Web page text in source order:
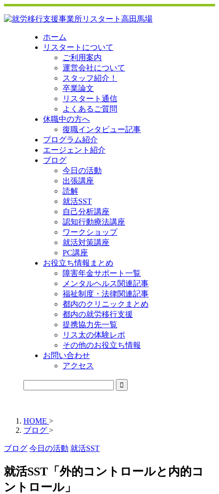
ホーム
リスタートについて
ご利用案内
運営会社について
スタッフ紹介！
卒業論文
リスタート通信
よくあるご質問
休職中の方へ
復職インタビュー記事
プログラム紹介
エージェント紹介
ブログ
今日の活動
出張講座
読解
就活SST
自己分析講座
認知行動療法講座
ワークショップ
就活対策講座
PC講座
お役立ち情報まとめ
障害年金サポート一覧
メンタルヘルス関連記事
福祉制度・法律関連記事
都内のクリニックまとめ
都内の就労移行支援
提携協力先一覧
リス太の体験レポ
その他のお役立ち情報
お問い合わせ
アクセス
HOME >
ブログ >
ブログ 今日の活動 就活SST
就活SST「外的コントロールと内的コ
ントロール」